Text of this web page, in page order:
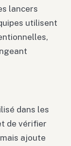
lancers
utilisent
dans les
de vérifier
ajoute